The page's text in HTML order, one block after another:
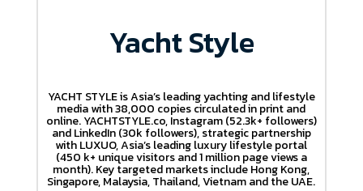
Yacht Style
YACHT STYLE is Asia’s leading yachting and lifestyle
media with 38,000 copies circulated in print and
online. YACHTSTYLE.co, Instagram (52.3k+ followers)
and LinkedIn (30k followers), strategic partnership
with LUXUO, Asia’s leading luxury lifestyle portal
(450 k+ unique visitors and 1 million page views a
month). Key targeted markets include Hong Kong,
Singapore, Malaysia, Thailand, Vietnam and the UAE.